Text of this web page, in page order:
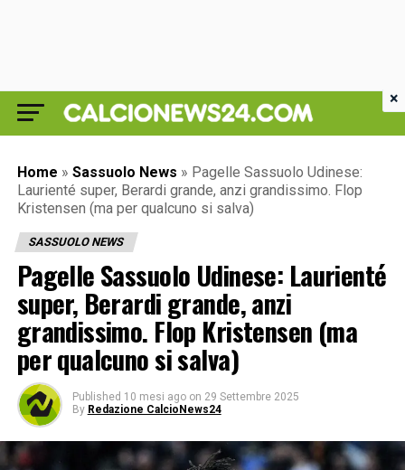
Home » Sassuolo News » Pagelle Sassuolo Udinese:
Laurienté super, Berardi grande, anzi grandissimo. Flop
Kristensen (ma per qualcuno si salva)
SASSUOLO NEWS
Pagelle Sassuolo Udinese: Laurienté
super, Berardi grande, anzi
grandissimo. Flop Kristensen (ma
per qualcuno si salva)
Published 10 mesi ago on 29 Settembre 2025
By Redazione CalcioNews24
×